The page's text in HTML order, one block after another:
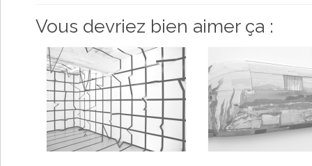
Vous devriez bien aimer ça :